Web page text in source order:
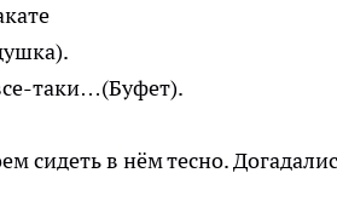
таки…(Буфет).
сидеть в нём тесно.